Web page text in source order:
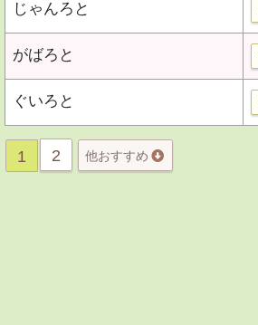
じゃんろと
がばろと
ぐいろと
1 2 他おすすめ